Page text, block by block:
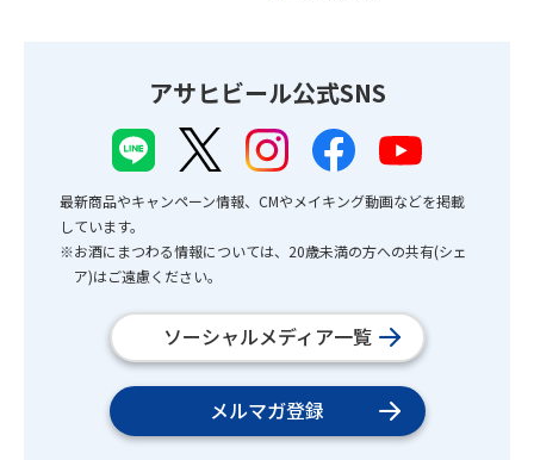
アサヒビール公式SNS
最新商品やキャンペーン情報、CMやメイキング動画などを掲載
しています。
※お酒にまつわる情報については、20歳未満の方への共有(シェ
ア)はご遠慮ください。
ソーシャルメディア一覧
メルマガ登録